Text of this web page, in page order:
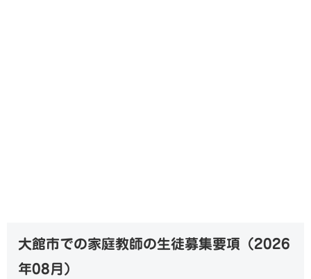
大館市での家庭教師の生徒募集要項（2026
年08月 ）